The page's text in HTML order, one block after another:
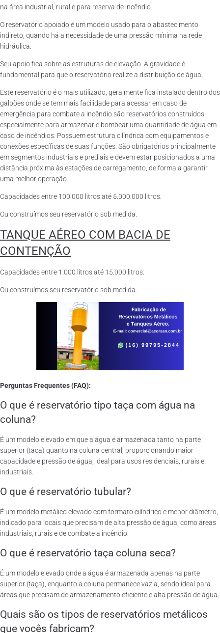
na área industrial, rural e para reserva de incêndio.
O reservatório apoiado é um modelo usado para o abastecimento
indireto, quando há a necessidade de uma pressão mínima na rede
hidráulica.
Seu apoio fica sobre as estruturas de elevação. A gravidade é
fundamental para que o reservatório realize a distribuição de água.
Este reservatório é o mais utilizado, geralmente fica instalado dentro dos
galpões onde se tem mais facilidade para acessar em caso de
emergência para combate a incêndio são reservatórios construídos
especialmente para armazenar e bombear uma quantidade de água em
caso de incêndios. Possuem estrutura cilíndrica com equipamentos e
conexões específicas de suas funções. São obrigatórios principalmente
em segmentos industriais e prediais e devem estar posicionados a uma
distância próxima às estações de carregamento, de forma a garantir
uma melhor operação.
Capacidades entre 100.000 litros até 5.000.000 litros.
Ou construímos seu reservatório sob medida.
TANQUE AÉREO COM BACIA DE
CONTENÇÃO
Capacidades entre 1.000 litros até 15.000 litros.
Ou construímos seu reservatório sob medida.
Perguntas Frequentes (FAQ):
O que é reservatório tipo taça com água na
coluna?
É um modelo elevado em que a água é armazenada tanto na parte
superior (taça) quanto na coluna central, proporcionando maior
capacidade e pressão de água, ideal para usos residenciais, rurais e
industriais.
O que é reservatório tubular?
É um modelo metálico elevado com formato cilíndrico e menor diâmetro,
indicado para locais que precisam de alta pressão de água, como áreas
industriais, rurais e de combate a incêndio.
O que é reservatório taça coluna seca?
É um modelo elevado onde a água é armazenada apenas na parte
superior (taça), enquanto a coluna permanece vazia, sendo ideal para
áreas que precisam de armazenamento eficiente e alta pressão de água.
Quais são os tipos de reservatórios metálicos
que vocês fabricam?